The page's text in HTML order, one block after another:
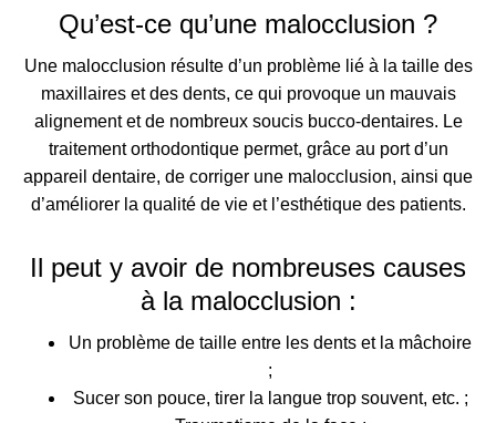
Qu’est-ce qu’une malocclusion ?
Une malocclusion résulte d’un problème lié à la taille des
maxillaires et des dents, ce qui provoque un mauvais
alignement et de nombreux soucis bucco-dentaires. Le
traitement orthodontique permet, grâce au port d’un
appareil dentaire, de corriger une malocclusion, ainsi que
d’améliorer la qualité de vie et l’esthétique des patients.
Il peut y avoir de nombreuses causes
à la malocclusion :
Un problème de taille entre les dents et la mâchoire
;
Sucer son pouce, tirer la langue trop souvent, etc. ;